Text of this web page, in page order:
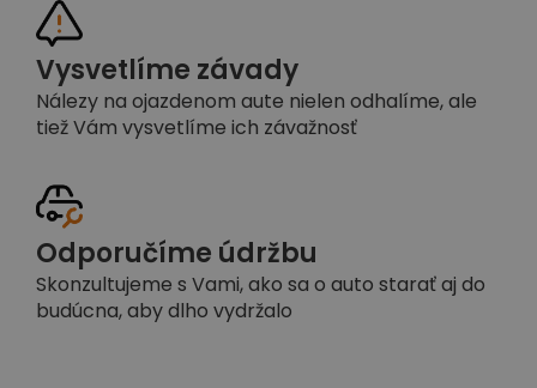
Vysvetlíme závady
Nálezy na ojazdenom aute nielen odhalíme, ale
tiež Vám vysvetlíme ich závažnosť
Odporučíme údržbu
Skonzultujeme s Vami, ako sa o auto starať aj do
budúcna, aby dlho vydržalo